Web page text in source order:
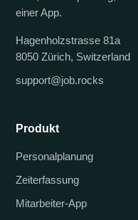
einer App.
Hagenholzstrasse 81a
8050 Zürich, Switzerland
support@job.rocks
Produkt
Personalplanung
Zeiterfassung
Mitarbeiter-App